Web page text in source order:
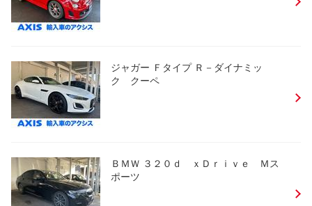
ジャガー Ｆタイプ Ｒ－ダイナミッ
ク クーペ
ＢＭＷ ３２０ｄ ｘＤｒｉｖｅ Ｍス
ポーツ